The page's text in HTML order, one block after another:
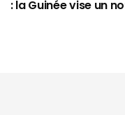
: la Guinée vise un